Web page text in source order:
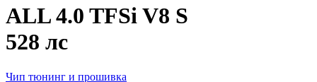
ALL 4.0 TFSi V8 S
528 лс
Чип тюнинг и прошивка